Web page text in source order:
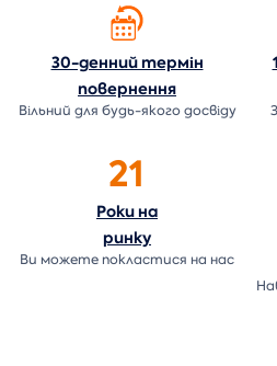
30-денний термін
повернення
Вільний для будь-якого досвіду
21
Роки на
ринку
Ви можете покластися на нас